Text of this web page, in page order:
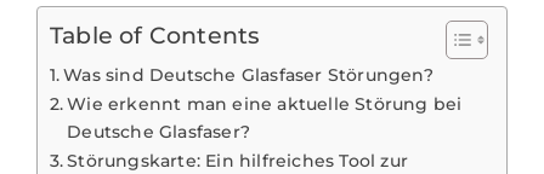
Table of Contents
Was sind Deutsche Glasfaser Störungen?
Wie erkennt man eine aktuelle Störung bei
Deutsche Glasfaser?
Störungskarte: Ein hilfreiches Tool zur